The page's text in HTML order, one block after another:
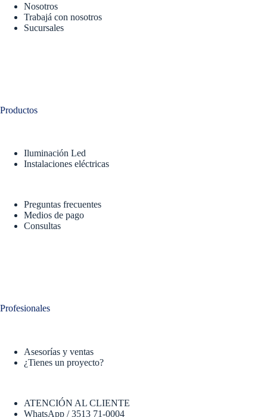
Nosotros
Trabajá con nosotros
Sucursales
Productos
Iluminación Led
Instalaciones eléctricas
Preguntas frecuentes
Medios de pago
Consultas
Profesionales
Asesorías y ventas
¿Tienes un proyecto?
ATENCIÓN AL CLIENTE
WhatsApp / 3513 71-0004